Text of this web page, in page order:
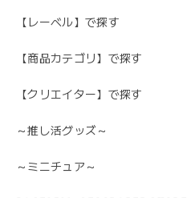
【レーベル】で探す
【商品カテゴリ】で探す
【クリエイター】で探す
～推し活グッズ～
～ミニチュア～